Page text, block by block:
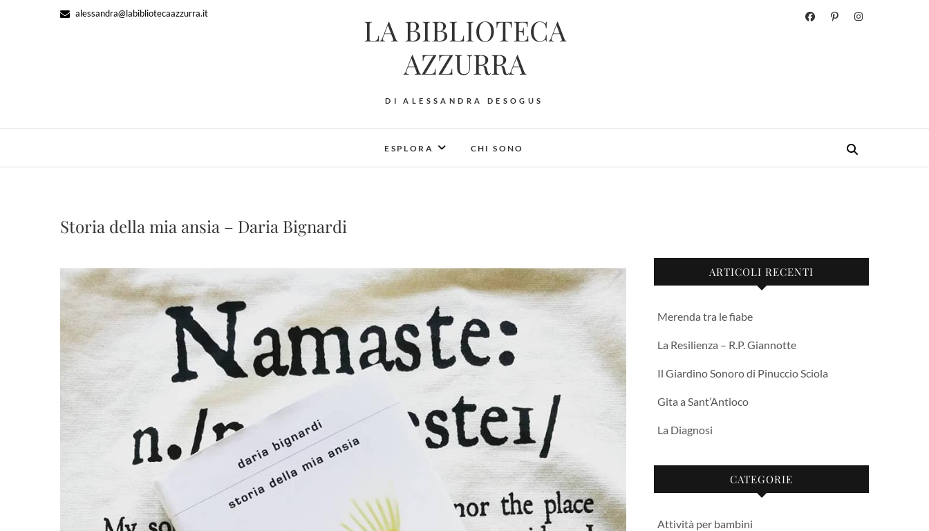
alessandra@labibliotecaazzurra.it
LA BIBLIOTECA
AZZURRA
DI ALESSANDRA DESOGUS
ESPLORA CHI SONO
Storia della mia ansia – Daria Bignardi
ARTICOLI RECENTI
Merenda tra le fiabe
La Resilienza – R.P. Giannotte
Il Giardino Sonoro di Pinuccio Sciola
Gita a Sant’Antioco
La Diagnosi
CATEGORIE
Attività per bambini